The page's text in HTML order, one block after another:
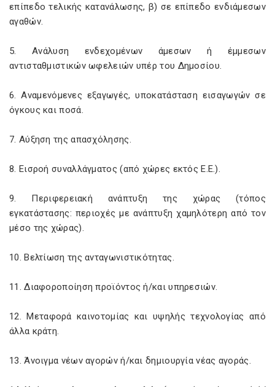
επίπεδο τελικής κατανάλωσης, β) σε επίπεδο ενδιάμεσων
αγαθών.
5. Ανάλυση ενδεχομένων άμεσων ή έμμεσων
αντισταθμιστικών ωφελειών υπέρ του Δημοσίου.
6. Αναμενόμενες εξαγωγές, υποκατάσταση εισαγωγών σε
όγκους και ποσά.
7. Αύξηση της απασχόλησης.
8. Εισροή συναλλάγματος (από χώρες εκτός Ε.Ε.).
9. Περιφερειακή ανάπτυξη της χώρας (τόπος
εγκατάστασης: περιοχές με ανάπτυξη χαμηλότερη από τον
μέσο της χώρας).
10. Βελτίωση της ανταγωνιστικότητας.
11. Διαφοροποίηση προϊόντος ή/και υπηρεσιών.
12. Μεταφορά καινοτομίας και υψηλής τεχνολογίας από
άλλα κράτη.
13. Άνοιγμα νέων αγορών ή/και δημιουργία νέας αγοράς.